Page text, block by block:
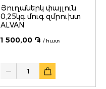
Յուղաներկ փայլուն
0,25կգ մուգ զմրուխտ
ALVAN
1 500,00 ֏ / հատ